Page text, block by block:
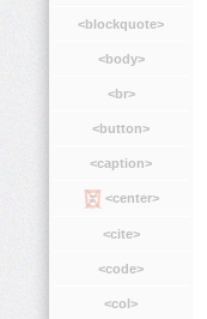
<blockquote>
<body>
<br>
<button>
<caption>
<center>
<cite>
<code>
<col>